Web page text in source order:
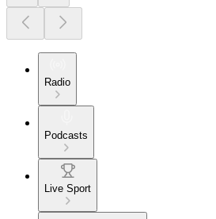
Radio
Podcasts
Live Sport